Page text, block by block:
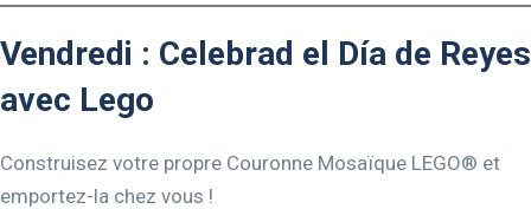
Vendredi : Celebrad el Día de Reyes
avec Lego
Construisez votre propre Couronne Mosaïque LEGO® et
emportez-la chez vous !